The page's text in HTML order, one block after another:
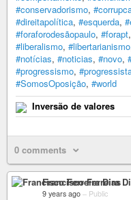
#conservadorismo,
#direitapolítica, #esquerda,
#foraforodesãopaulo, #forapt,
#liberalismo, #libertarianismo
#notícias, #noticias, #novo,
#progressismo,
#SomosOposição, #world
Inversão de valores
0 comments
Francisco Ferreira
9 years ago – Public